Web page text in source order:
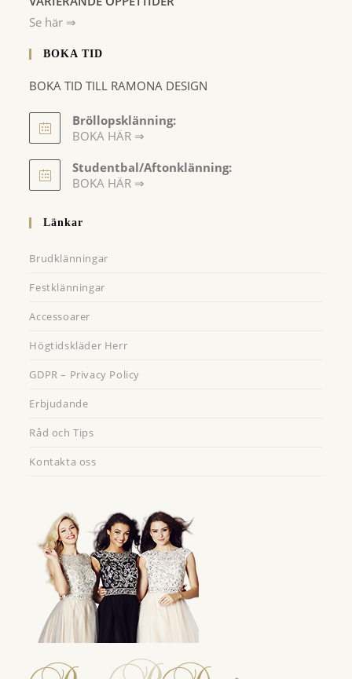
Se här ⇒
BOKA TID
BOKA TID TILL RAMONA DESIGN
Bröllopsklänning:
BOKA HÄR ⇒
in
a
tab
Studentbal/Aftonklänning:
BOKA HÄR ⇒
Länkar
Brudklänningar
Festklänningar
Accessoarer
Högtidskläder Herr
GDPR – Privacy Policy
Erbjudande
Råd och Tips
Kontakta oss